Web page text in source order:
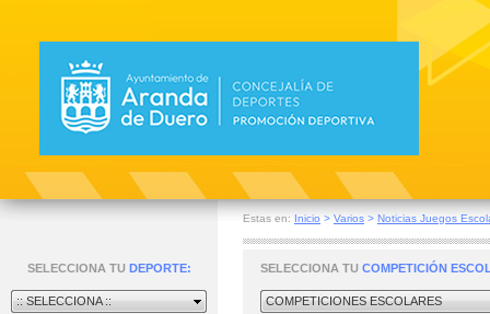
Estas en: Inicio > Varios > Noticias Juegos
SELECCIONA TU DEPORTE:
:: SELECCIONA ::
SELECCIONA TU COMPETICIÓN
COMPETICIONES ESCOLARES